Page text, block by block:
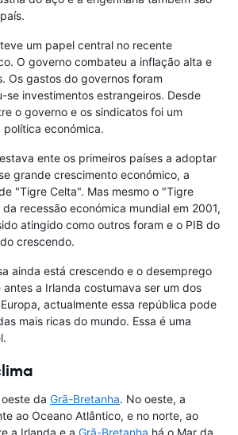
um papel central no recente
O governo combateu a inflação alta e
Os gastos do governos foram
se investimentos estrangeiros. Desde
o governo e os sindicatos foi um
económica.
ente os primeiros países a adoptar
grande crescimento económico, a
"Tigre Celta". Mas mesmo o "Tigre
recessão económica mundial em 2001,
atingido como outros foram e o PIB do
crescendo.
ainda está crescendo e o desemprego
a Irlanda costumava ser um dos
actualmente essa república pode
mais ricas do mundo. Essa é uma
da Grã-Bretanha. No oeste, a
ao Oceano Atlântico, e no norte, ao